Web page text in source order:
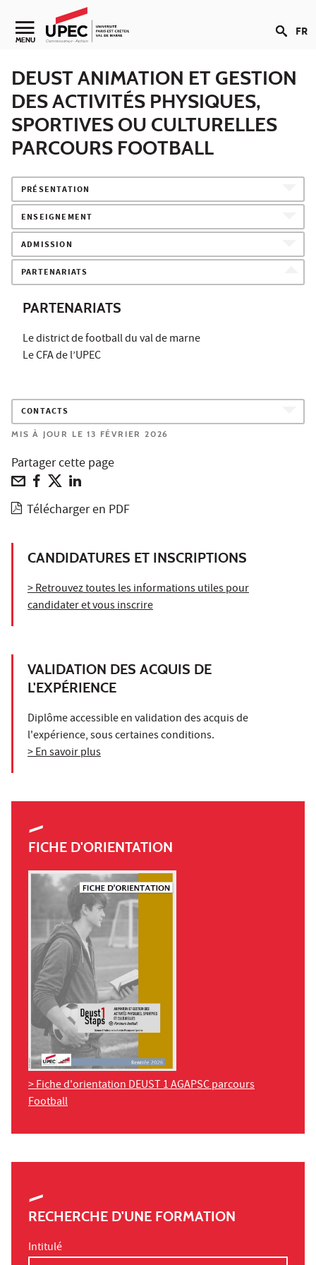
Aller au contenu
Navigation secondaire
MENU FR
DEUST ANIMATION ET GESTION
DES ACTIVITÉS PHYSIQUES,
SPORTIVES OU CULTURELLES
PARCOURS FOOTBALL
PRÉSENTATION
ENSEIGNEMENT
ADMISSION
PARTENARIATS
PARTENARIATS
Le district de football du val de marne
Le CFA de l’UPEC
CONTACTS
MIS À JOUR LE 13 FÉVRIER 2026
Partager cette page
Télécharger en PDF
CANDIDATURES ET INSCRIPTIONS
> Retrouvez toutes les informations utiles pour
candidater et vous inscrire
VALIDATION DES ACQUIS DE
L'EXPÉRIENCE
Diplôme accessible en validation des acquis de
l'expérience, sous certaines conditions.
> En savoir plus
FICHE D'ORIENTATION
> Fiche d'orientation DEUST 1 AGAPSC parcours
Football
RECHERCHE D'UNE FORMATION
Intitulé